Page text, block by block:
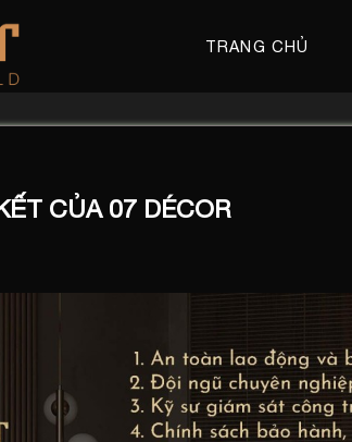
TRANG CHỦ
CỦA 07 DÉCOR